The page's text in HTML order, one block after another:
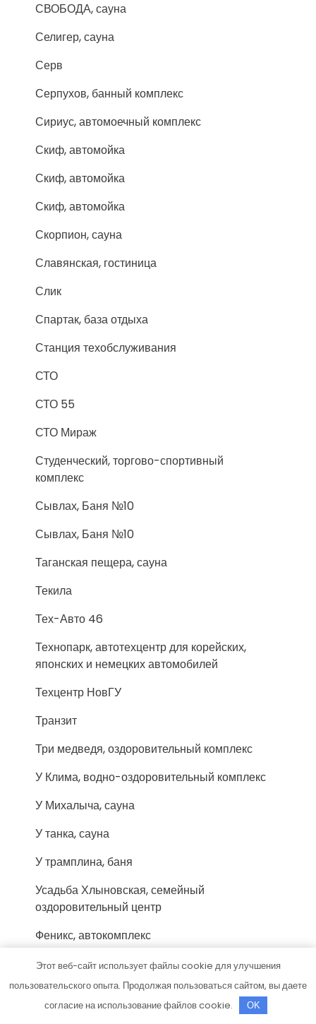
СВОБОДА, сауна
Селигер, сауна
Серв
Серпухов, банный комплекс
Сириус, автомоечный комплекс
Скиф, автомойка
Скиф, автомойка
Скиф, автомойка
Скорпион, сауна
Славянская, гостиница
Слик
Спартак, база отдыха
Станция техобслуживания
СТО
СТО 55
СТО Мираж
Студенческий, торгово-спортивный
комплекс
Сывлах, Баня №10
Сывлах, Баня №10
Таганская пещера, сауна
Текила
Тех-Авто 46
Технопарк, автотехцентр для корейских,
японских и немецких автомобилей
Техцентр НовГУ
Транзит
Три медведя, оздоровительный комплекс
У Клима, водно-оздоровительный комплекс
У Михалыча, сауна
У танка, сауна
У трамплина, баня
Усадьба Хлыновская, семейный
оздоровительный центр
Феникс, автокомплекс
Хакасия-Спорт, физкультурно-
оздоровительный комплекс
Хали-Гали, сауна
Этот веб-сайт использует файлы cookie для улучшения
пользовательского опыта. Продолжая пользоваться сайтом, вы даете
согласие на использование файлов cookie.
OK